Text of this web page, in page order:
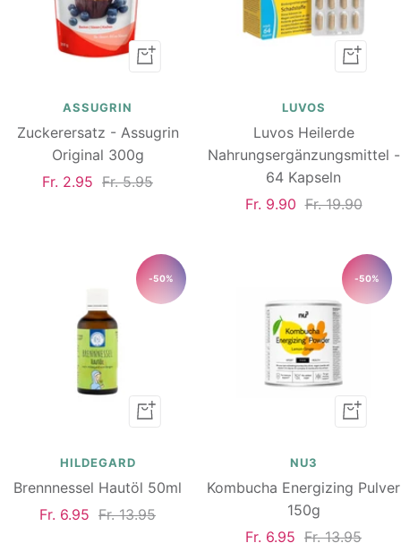
In
ASSUGRIN
Zuckerersatz - Assugrin
Original 300g
Angebotspreis
Fr. 2.95 Regulärer
Fr. 5.95
In
LUVOS
Luvos Heilerde
Nahrungsergänzungsmittel -
64 Kapseln
Angebotspreis
Fr. 9.90 Regulärer
Fr. 19.90
-50%
In
HILDEGARD
Brennnessel Hautöl 50ml
Angebotspreis
Fr. 6.95 Regulärer
Fr. 13.95
-50%
In
NU3
Kombucha Energizing Pulver
150g
Angebotspreis
Fr. 6.95 Regulärer
Fr. 13.95